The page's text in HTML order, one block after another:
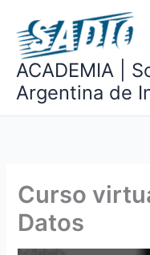
contenido
ACADEMIA |
Argentina de
Curso
Datos